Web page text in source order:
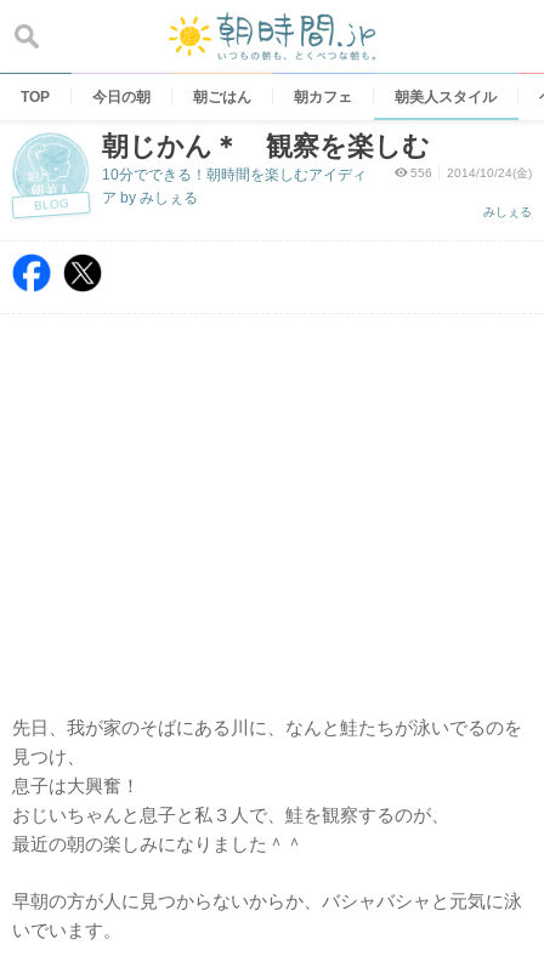
content
TOP 今日の朝 朝ごはん 朝カフェ 朝美人スタイル
BLOG
朝じかん＊ 観察を楽しむ
556 2014/10/24(金)
みしぇる
10分でできる！朝時間を楽しむアイディ
ア by みしぇる
先日、我が家のそばにある川に、なんと鮭たちが泳いでるのを
見つけ、
息子は大興奮！
おじいちゃんと息子と私３人で、鮭を観察するのが、
最近の朝の楽しみになりました＾＾
早朝の方が人に見つからないからか、バシャバシャと元気に泳
いでいます。